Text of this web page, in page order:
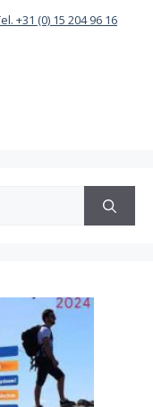
+31 (0) 15 204 96 16